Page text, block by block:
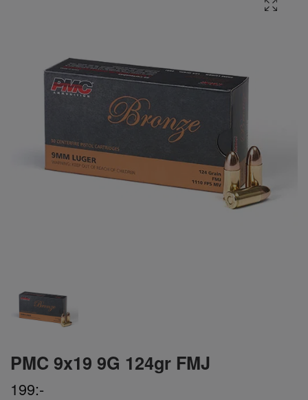
PMC 9x19 9G 124gr FMJ
199:-